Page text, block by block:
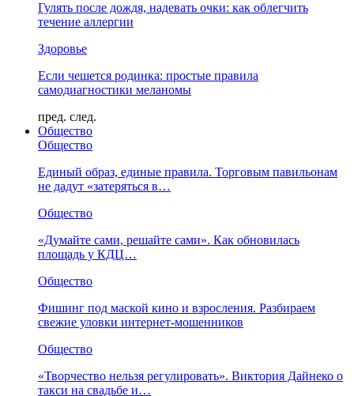
Гулять после дождя, надевать очки: как облегчить
течение аллергии
Здоровье
Если чешется родинка: простые правила
самодиагностики меланомы
пред. след.
Общество
Общество
Единый образ, единые правила. Торговым павильонам
не дадут «затеряться в…
Общество
«Думайте сами, решайте сами». Как обновилась
площадь у КДЦ…
Общество
Фишинг под маской кино и взросления. Разбираем
свежие уловки интернет-мошенников
Общество
«Творчество нельзя регулировать». Виктория Дайнеко о
такси на свадьбе и…